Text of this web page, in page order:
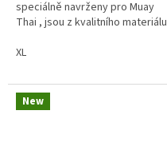
speciálně navrženy pro Muay
Thai , jsou z kvalitního materiálu
Nabízejí velmi zajímavý design.
XL
New